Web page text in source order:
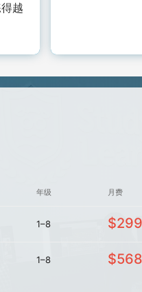
越
年级 月费
1–8
1–8